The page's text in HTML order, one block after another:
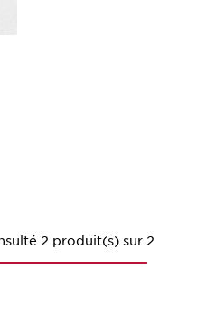
2 produit(s) sur 2